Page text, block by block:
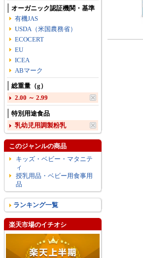
オーガニック認証機関・基準
有機JAS
USDA（米国農務省）
ECOCERT
EU
ICEA
ABマーク
総重量（g）
2.00 ～ 2.99
特別用途食品
乳幼児用調製粉乳
このジャンルの商品
キッズ・ベビー・マタニテ
ィ
授乳用品・ベビー用食事用
品
ランキング一覧
楽天市場のイチオシ